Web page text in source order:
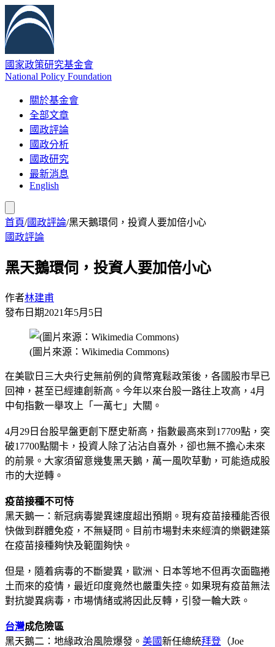
國家政策研究基金會
National Policy Foundation
關於基金會
全部文章
國政評論
國政分析
國政研究
最新消息
English
首頁/國政評論/黑天鵝環伺，投資人要加倍小心
國政評論
黑天鵝環伺，投資人要加倍小心
作者林建甫
發布日期2021年5月5日
(圖片來源：Wikimedia Commons)
在美歐日三大央行史無前例的貨幣寬鬆政策後，各國股市早已
回神，甚至已經連創新高。今年以來台股一路往上攻高，4月
中旬指數一舉攻上「一萬七」大關。
4月29日台股早盤更創下歷史新高，指數最高來到17709點，突
破17700點關卡，投資人除了沾沾自喜外，卻也無不擔心未來
的前景。大家須留意幾隻黑天鵝，萬一風吹草動，可能造成股
市的大逆轉。
疫苗接種不可恃
黑天鵝一：新冠病毒變異速度超出預期。現有疫苗接種能否很
快做到群體免疫，不無疑問。目前市場對未來經濟的樂觀建築
在疫苗接種夠快及範圍夠快。
但是，隨着病毒的不斷變異，歐洲、日本等地不但再次面臨捲
土而來的疫情，最近印度竟然也嚴重失控。如果現有疫苗無法
對抗變異病毒，市場情緒或將因此反轉，引發一輪大跌。
台灣成危險區
黑天鵝二：地緣政治風險爆發。 美國新任總統拜登 （Joe